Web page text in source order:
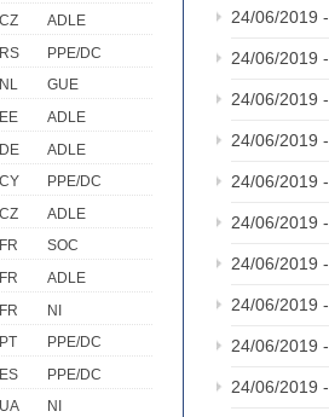
CZ
ADLE
RS
PPE/DC
NL
GUE
EE
ADLE
DE
ADLE
CY
PPE/DC
CZ
ADLE
FR
SOC
FR
ADLE
FR
NI
PT
PPE/DC
ES
PPE/DC
UA
NI
24/06/2019 -
24/06/2019 -
24/06/2019 -
24/06/2019 -
24/06/2019 -
24/06/2019 -
24/06/2019 -
24/06/2019 -
24/06/2019 -
24/06/2019 -